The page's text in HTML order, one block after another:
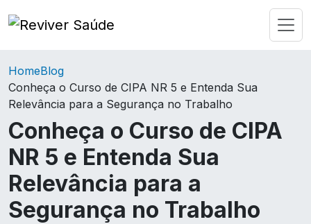
HomeBlog
Conheça o Curso de CIPA NR 5 e Entenda Sua
Relevância para a Segurança no Trabalho
Conheça o Curso de CIPA
NR 5 e Entenda Sua
Relevância para a
Segurança no Trabalho